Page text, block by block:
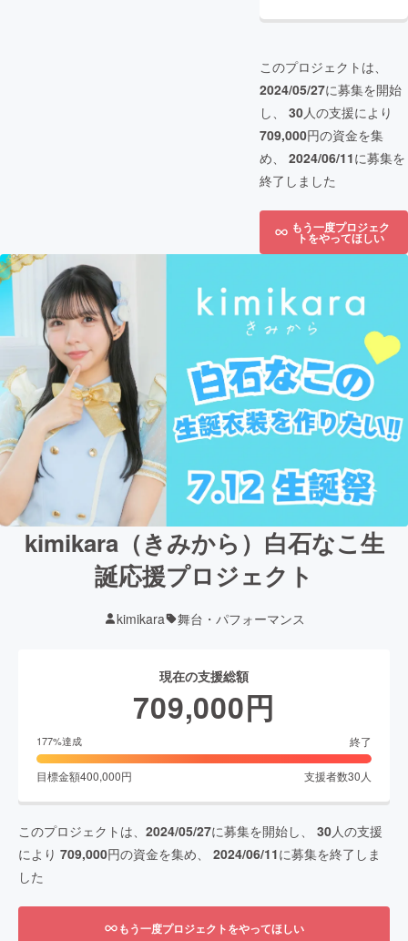
このプロジェクトは、
2024/05/27に募集を開始
し、 30人の支援により
709,000円の資金を集
め、 2024/06/11に募集を
終了しました
もう一度プロジェク
トをやってほしい
kimikara（きみから）白石なこ生
誕応援プロジェクト
kimikara 舞台・パフォーマンス
現在の支援総額
709,000円
177%達成 終了
目標金額400,000円 支援者数30 人
このプロジェクトは、 2024/05/27に募集を開始し、 30人の支援
により 709,000円の資金を集め、 2024/06/11に募集を終了しま
した
もう一度プロジェクトをやってほしい